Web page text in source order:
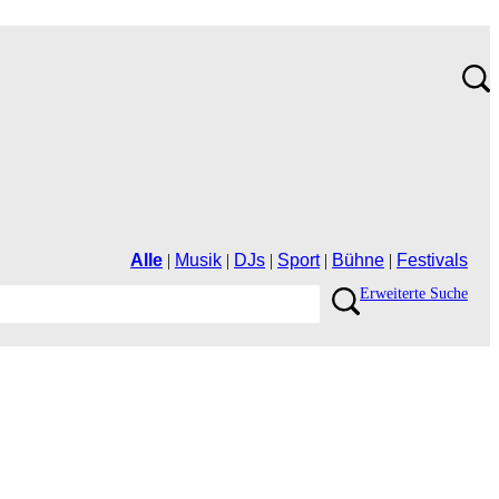
Alle | Musik | DJs | Sport| Bühne | Festivals
ErweiterteSuche